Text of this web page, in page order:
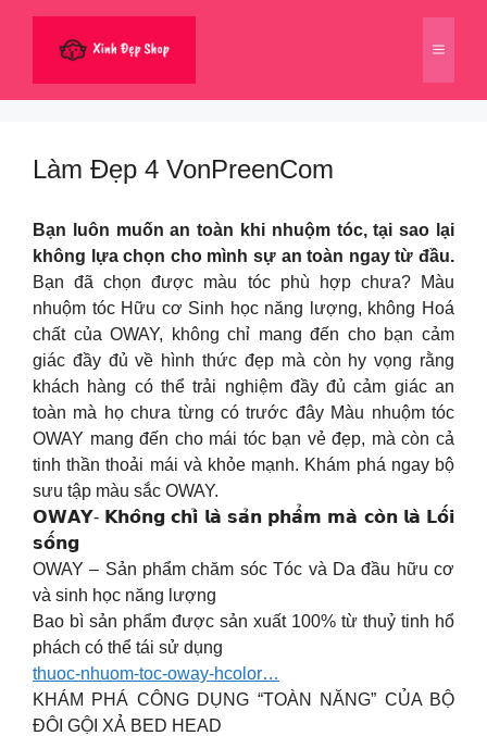
dung
Menu
Làm Đẹp 4 VonPreenCom
Bạn luôn muốn an toàn khi nhuộm tóc, tại sao lại
không lựa chọn cho mình sự an toàn ngay từ đầu.
Bạn đã chọn được màu tóc phù hợp chưa? Màu
nhuộm tóc Hữu cơ Sinh học năng lượng, không Hoá
chất của OWAY, không chỉ mang đến cho bạn cảm
giác đầy đủ về hình thức đẹp mà còn hy vọng rằng
khách hàng có thể trải nghiệm đầy đủ cảm giác an
toàn mà họ chưa từng có trước đây Màu nhuộm tóc
OWAY mang đến cho mái tóc bạn vẻ đẹp, mà còn cả
tinh thần thoải mái và khỏe mạnh. Khám phá ngay bộ
sưu tập màu sắc OWAY.
𝗢𝗪𝗔𝗬- 𝗞𝗵𝗼̂𝗻𝗴 𝗰𝗵𝗶̉ 𝗹𝗮̀ 𝘀𝗮̉𝗻 𝗽𝗵𝗮̂̉𝗺 𝗺𝗮̀ 𝗰𝗼̀𝗻 𝗹𝗮̀ 𝗟𝗼̂́𝗶
𝘀𝗼̂́𝗻𝗴
OWAY – Sản phẩm chăm sóc Tóc và Da đầu hữu cơ
và sinh học năng lượng
Bao bì sản phẩm được sản xuất 100% từ thuỷ tinh hổ
phách có thể tái sử dụng
thuoc-nhuom-toc-oway-hcolor…
KHÁM PHÁ CÔNG DỤNG “TOÀN NĂNG” CỦA BỘ
ĐÔI GỘI XẢ BED HEAD